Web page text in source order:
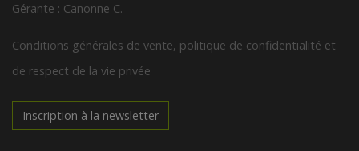
Gérante : Canonne C.
Conditions générales de vente, politique de confidentialité et
de respect de la vie privée
Inscription à la newsletter